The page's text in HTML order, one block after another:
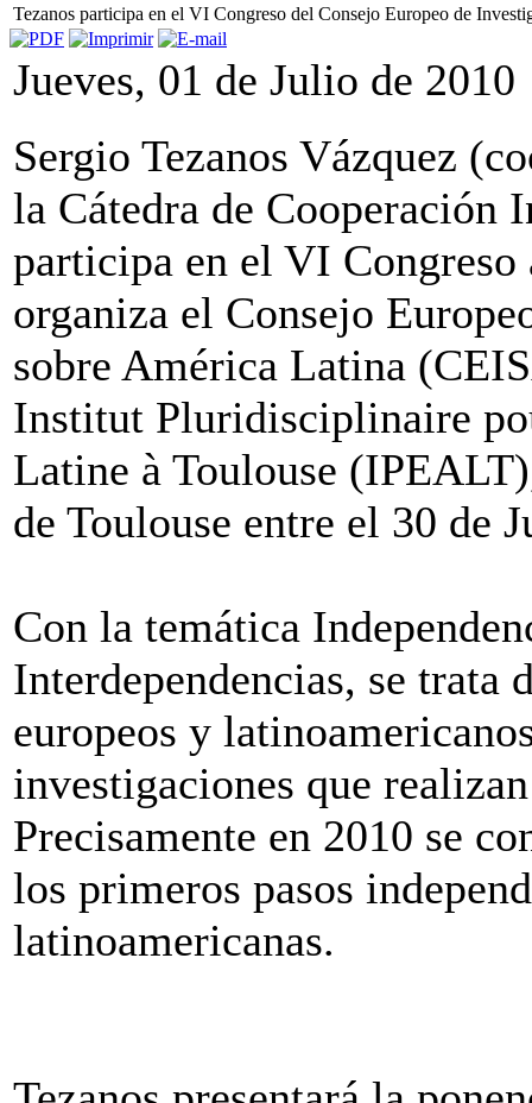
Tezanos participa en el VI Congreso del Consejo Europeo de
Jueves, 01 de Julio de 2010
Sergio Tezanos Vázquez
la Cátedra de Cooperación
participa en el VI
organiza el Consejo
sobre América Latina
Institut Pluridisciplinaire
Latine à Toulouse
de Toulouse entre el 30 de
Con la temática
Interdependencias, se trata
europeos y
investigaciones que
Precisamente en 2010 se
los primeros pasos
latinoamericanas.